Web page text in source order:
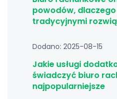
powodów,
tradycyjnymi
Dodano: 2025-08-15
Jakie usługi
świadczyć biuro
najpopularniejsze